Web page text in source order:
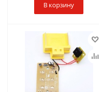
В корзину